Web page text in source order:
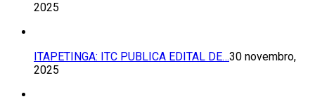
2025
ITAPETINGA: ITC PUBLICA EDITAL DE…30 novembro,
2025